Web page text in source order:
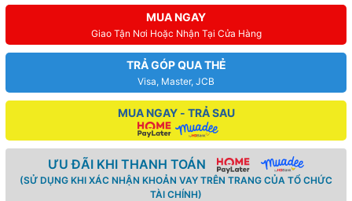
MUA NGAY
Giao Tận Nơi Hoặc Nhận Tại Cửa Hàng
TRẢ GÓP QUA THẺ
Visa, Master, JCB
MUA NGAY - TRẢ SAU
ƯU ĐÃI KHI THANH TOÁN
(SỬ DỤNG KHI XÁC NHẬN KHOẢN VAY TRÊN TRANG CỦA TỔ CHỨC
TÀI CHÍNH)